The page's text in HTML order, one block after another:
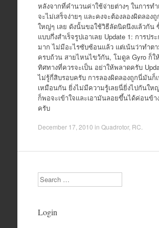
หลังจากที่คำนวนค่าใช้จ่ายต่างๆ ในการทำ
จะไม่เสร็จง่ายๆ และคงจะต้องลองผิดลอง
ใหญ่ๆ เลย ดังนั้นขอใช้วิธีลัดนิดนึงแล้วกัน
แบบกึ่งสำเร็จรูปเอาเลย Update 1: การปร
มาก ไม่มีอะไรซับซ้อนแล้ว แต่เน้นว่าทำต
ครบถ้วน สายไหนไขว้กัน, โมดูล Gyro ก็ใ
ทิศทางที่ควรจะเป็น อย่าให้พลาดครับ
ไม่รู้กี่สิบรอบครับ การลองผิดลองถูกนี่มันก็
เหมือนกัน ยิ่งไม่มีความรู้เลยนี่ยิ่งไปกันให
ก็พอจะเข้าใจและเอามันลอยขึ้นได้ค่อนข้า
ครับ
December 17, 2010 in Quadrotor, RC
Search
Login